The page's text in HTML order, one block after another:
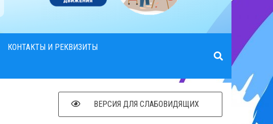
КОНТАКТЫ И РЕКВИЗИТЫ
ВЕРСИЯ ДЛЯ СЛАБОВИДЯЩИХ